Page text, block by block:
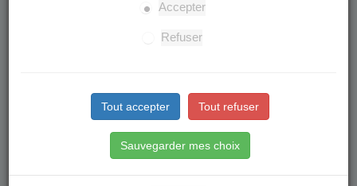
au 21/08) seront possibles à partir du lundi 1er juin sur le
Retrouvez les informations utiles dans les "documents à
Module 1 : Période d'activité du 8
septembre au 20 décembre 2025
Accepter
Refuser
Tout accepter Tout refuser
Sauvegarder mes choix